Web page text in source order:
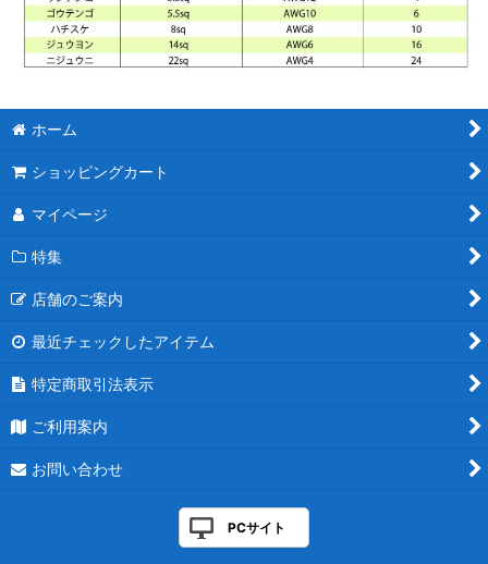
ホーム
ショッピングカート
マイページ
特集
店舗のご案内
最近チェックしたアイテム
特定商取引法表示
ご利用案内
お問い合わせ
PCサイト